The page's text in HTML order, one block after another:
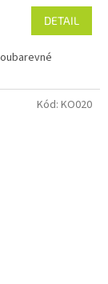
DETAIL
Kód: KO020